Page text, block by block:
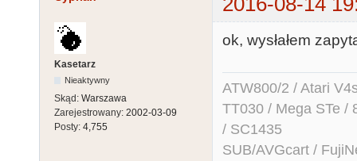
Kasetarz
Nieaktywny
Skąd: Warszawa
Zarejestrowany: 2002-03-09
Posty: 4,755
ok, wysłałem
ATW800/2 / Atari
TT030 / Mega STe /
/ SC1435
SUB/AVGcart /